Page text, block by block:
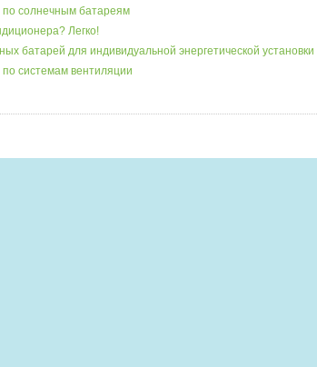
солнечным батареям
Легко!
батарей для индивидуальной энергетической установки
системам вентиляции